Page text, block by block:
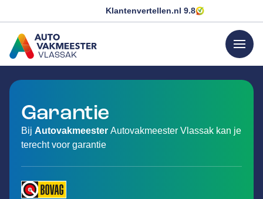
Klantenvertellen.nl 9.8
VLASSAK
GA NAAR DE HOMEPAGINA
menu
Garantie
Bij Autovakmeester Autovakmeester Vlassak kan je
terecht voor garantie